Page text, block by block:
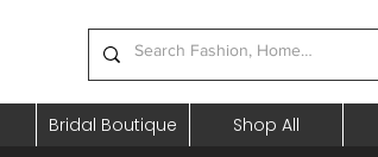
Bridal Boutique Shop All